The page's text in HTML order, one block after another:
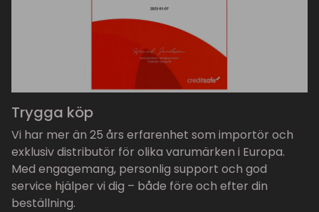
Trygga köp
Vi har mer än 25 års erfarenhet som importör och
exklusiv distributör för olika varumärken i Europa.
Med engagemang, personlig support och god
service hjälper vi dig – både före och efter din
beställning.